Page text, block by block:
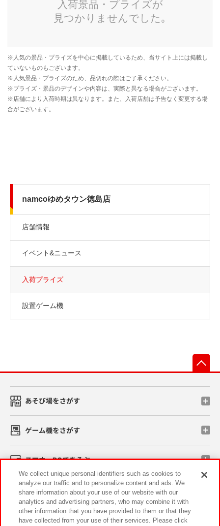
namcoゆめタウン徳島店
店舗情報
イベント&ニュース
入荷プライズ
設置ゲーム機
あそび場をさがす
ゲーム機をさがす
スマホ・PCであそぶ
イベント・キャンペーン
We collect unique personal identifiers such as cookies to
analyze our traffic and to personalize content and ads. We
share information about your use of our website with our
analytics and advertising partners, who may combine it with
other information that you have provided to them or that they
have collected from your use of their services. Please click